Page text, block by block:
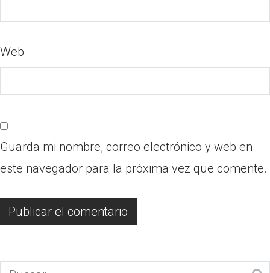
Web
Guarda mi nombre, correo electrónico y web en
este navegador para la próxima vez que comente.